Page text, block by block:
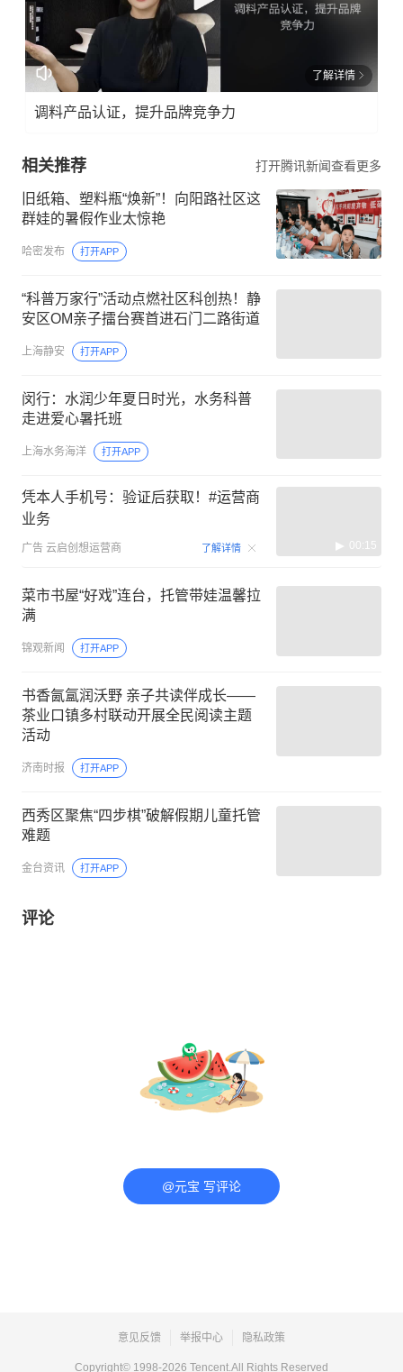
了解详情
调料产品认证，提升品牌竞争力
相关推荐 打开腾讯新闻查看更多
旧纸箱、塑料瓶“焕新”！向阳路社区这
群娃的暑假作业太惊艳
哈密发布 打开APP
“科普万家行”活动点燃社区科创热！静
安区OM亲子擂台赛首进石门二路街道
上海静安 打开APP
闵行：水润少年夏日时光，水务科普
走进爱心暑托班
上海水务海洋 打开APP
凭本人手机号：验证后获取！#运营商
业务
广告 云启创想运营商 了解详情 00:15
菜市书屋“好戏”连台，托管带娃温馨拉
满
锦观新闻 打开APP
书香氤氲润沃野 亲子共读伴成长——
茶业口镇多村联动开展全民阅读主题
活动
济南时报 打开APP
西秀区聚焦“四步棋”破解假期儿童托管
难题
金台资讯 打开APP
评论
@元宝 写评论
意见反馈 举报中心 隐私政策
Copyright© 1998-2026 Tencent.All Rights Reserved